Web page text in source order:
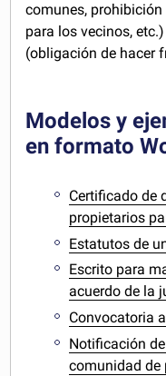
comunes,
para los vecinos,
(obligación de hacer
Modelos y
en formato
Certificado de
propietarios
Estatutos de
Escrito para
acuerdo de la
Convocatoria
Notificación
comunidad de